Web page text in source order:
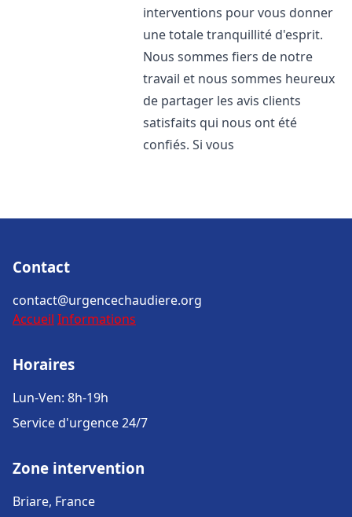
interventions pour vous donner
une totale tranquillité d'esprit.
Nous sommes fiers de notre
travail et nous sommes heureux
de partager les avis clients
satisfaits qui nous ont été
confiés. Si vous
Contact
contact@urgencechaudiere.org
Accueil Informations
Horaires
Lun-Ven: 8h-19h
Service d'urgence 24/7
Zone intervention
Briare, France